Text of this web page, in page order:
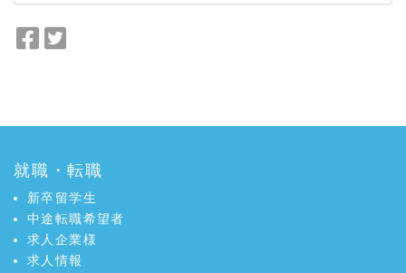
o
k
で
シ
ェ
ア
r
で
シ
ェ
ア
就職・転職
新卒留学生
中途転職希望者
求人企業様
求人情報